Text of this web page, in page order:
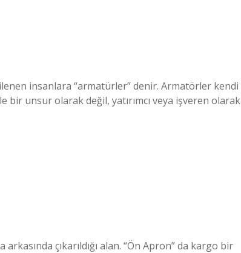
insanlara “armatürler” denir. Armatörler kendi
unsur olarak değil, yatırımcı veya işveren olarak
çıkarıldığı alan. “Ön Apron” da kargo bir